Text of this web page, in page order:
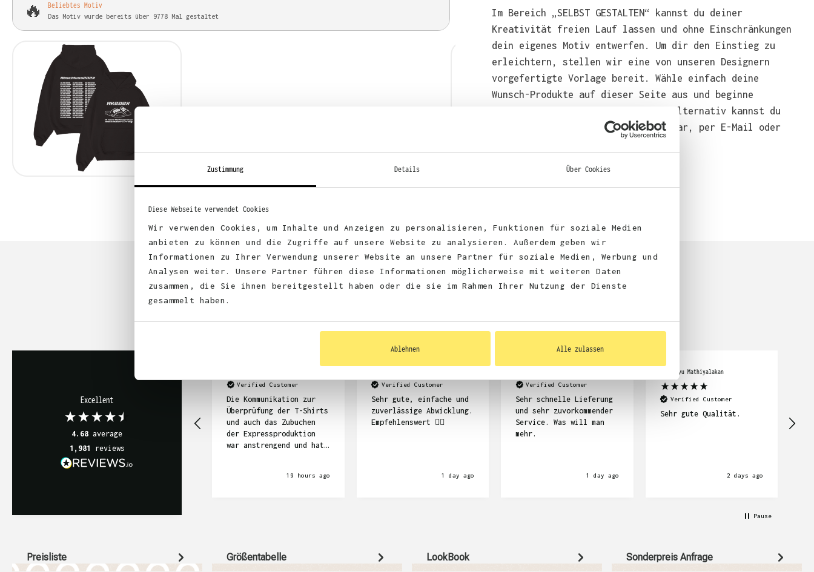
Zustimmung Details Über Cookies
Diese Webseite verwendet Cookies
Wir verwenden Cookies, um Inhalte und Anzeigen zu personalisieren, Funktionen für soziale Medien
anbieten zu können und die Zugriffe auf unsere Website zu analysieren. Außerdem geben wir
Informationen zu Ihrer Verwendung unserer Website an unsere Partner für soziale Medien, Werbung und
Analysen weiter. Unsere Partner führen diese Informationen möglicherweise mit weiteren Daten
zusammen, die Sie ihnen bereitgestellt haben oder die sie im Rahmen Ihrer Nutzung der Dienste
gesammelt haben.
Ablehnen Alle zulassen
🔥 Beliebtes Motiv
Das Motiv wurde bereits über 9778 Mal gestaltet
Im Bereich „SELBST GESTALTEN“ kannst du deiner
Kreativität freien Lauf lassen und ohne Einschränkungen
dein eigenes Motiv entwerfen. Um dir den Einstieg zu
erleichtern, stellen wir eine von unseren Designern
vorgefertigte Vorlage bereit. Wähle einfach deine
Wunsch-Produkte auf dieser Seite aus und beginne
anschließend mit der Gestaltung. Alternativ kannst du
auch bequem über das Bestellformular, per E-Mail oder
Excellent
4.68 average
1,981 reviews
Verified Customer
Die Kommunikation zur
Überprüfung der T-Shirts
und auch das Zubuchen
der Expressproduktion
war anstrengend und hat
die T-Shirts schön19 hours ago
Verified Customer
Sehr gute, einfache und
zuverlässige Abwicklung.
Empfehlenswert ☝🏽
1 day ago
Verified Customer
Sehr schnelle Lieferung
und sehr zuvorkommender
Service. Was will man
mehr.
1 day ago
Abimanyu Mathiyalakan
Verified Customer
Sehr gute Qualität.
2 days ago
Pause
Preisliste Größentabelle LookBook Sonderpreis Anfrage